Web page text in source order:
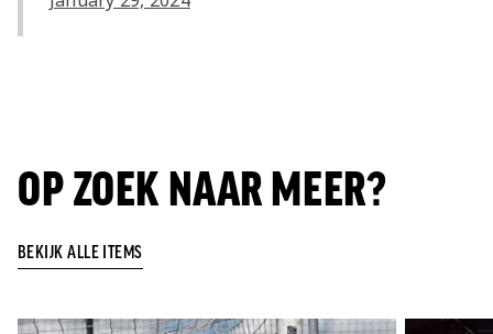
OP ZOEK NAAR MEER?
BEKIJK ALLE ITEMS